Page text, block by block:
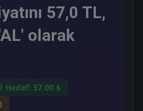
57,0 TL,
olarak
Hedef: 57.00 ₺